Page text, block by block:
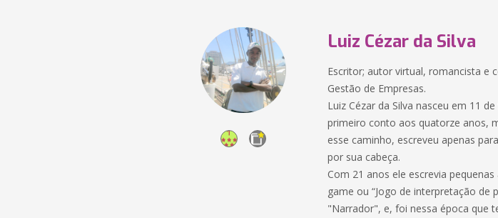
Luiz Cézar da Silva
Escritor; autor virtual, romancista e
Gestão de Empresas.
Luiz Cézar da Silva nasceu em 11
primeiro conto aos quatorze anos,
esse caminho, escreveu apenas
por sua cabeça.
Com 21 anos ele escrevia
game ou “Jogo de interpretação
"Narrador", e, foi nessa época que